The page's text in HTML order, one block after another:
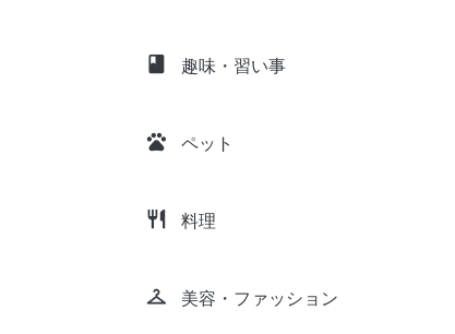
class 趣味・習い事
pets ペット
restaurant 料理
checkroom 美容・ファッション